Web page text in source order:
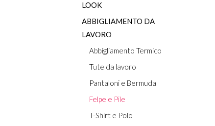
LOOK
ABBIGLIAMENTO DA
LAVORO
Abbigliamento Termico
Tute da lavoro
Pantaloni e Bermuda
Felpe e Pile
T-Shirt e Polo